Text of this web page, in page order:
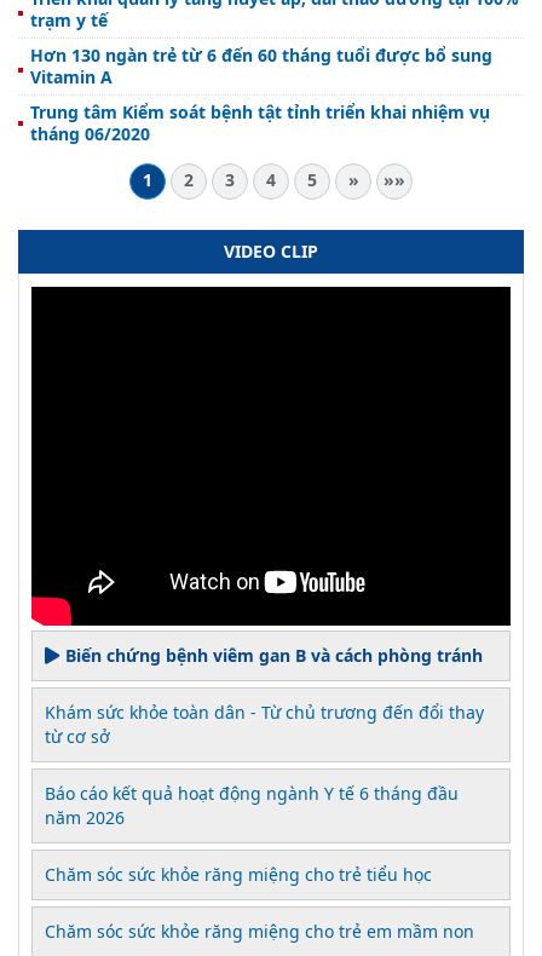
trạm y tế
Hơn 130 ngàn trẻ từ 6 đến 60 tháng tuổi được bổ sung
Vitamin A
Trung tâm Kiểm soát bệnh tật tỉnh triển khai nhiệm vụ
tháng 06/2020
1
2 3 4 5 » »»
VIDEO CLIP
Biến chứng bệnh viêm gan B và cách phòng tránh
Khám sức khỏe toàn dân - Từ chủ trương đến đổi thay
từ cơ sở
Báo cáo kết quả hoạt động ngành Y tế 6 tháng đầu
năm 2026
Chăm sóc sức khỏe răng miệng cho trẻ tiểu học
Chăm sóc sức khỏe răng miệng cho trẻ em mầm non